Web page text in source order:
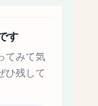
す
てみて気
ひ残して